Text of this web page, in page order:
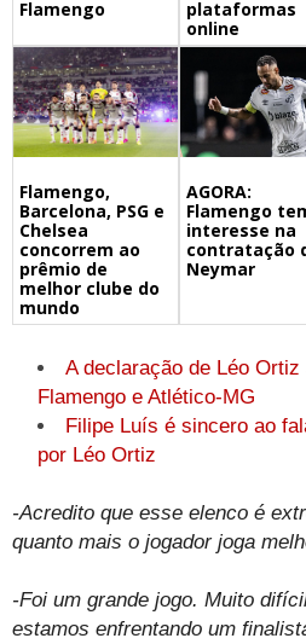
Flamengo
plataformas
online
Flamengo,
Barcelona, PSG e
Chelsea
concorrem ao
prêmio de
melhor clube do
mundo
AGORA:
Flamengo
interesse na
contratação
Neymar
A declaração de Léo
Flamengo e Atlético-MG
Filipe Luís é sincero ao
por Léo Ortiz
-Acredito que esse elenco é
quanto mais o jogador joga
-Foi um grande jogo. Muito
estamos enfrentando um